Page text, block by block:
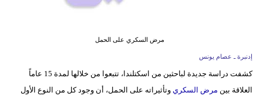
مرض السكري على الحمل
إدنبرة ـ عصام يونس
كشفت دراسة جديدة لباحثين من اسكتلندا، تتبعوا من خلالها لمدة 15 عاماً
العلاقة بين مرض السكري وتأثيراته على الحمل، أن وجود كل من النوع الأول